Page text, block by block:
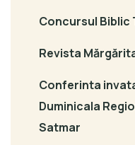
Concursul Biblic
Revista
Conferinta
Duminicala
Satmar